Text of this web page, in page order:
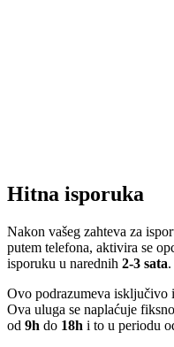
Hitna isporuka
Nakon vašeg zahteva za
putem telefona, aktivira se
isporuku u narednih 2-3 sata.
Ovo podrazumeva isključivo
Ova uluga se naplaćuje fiksno
od 9h do 18h i to u periodu